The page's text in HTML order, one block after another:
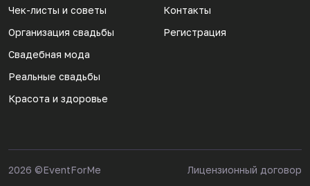
Чек-листы и советы
Организация свадьбы
Свадебная мода
Реальные свадьбы
Красота и здоровье
Контакты
Регистрация
2026 ©EventForMe
Лицензионный договор